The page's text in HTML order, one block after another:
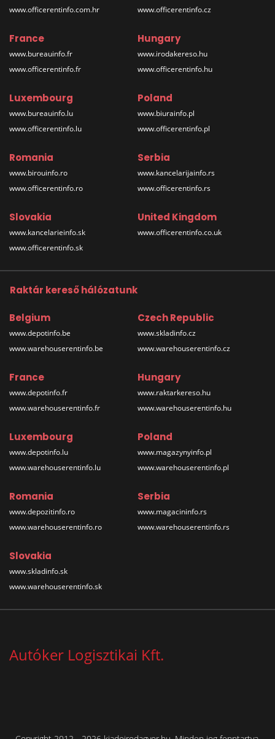
www.officerentinfo.com.hr
www.officerentinfo.cz
France
www.bureauinfo.fr
www.officerentinfo.fr
Hungary
www.irodakereso.hu
www.officerentinfo.hu
Luxembourg
www.bureauinfo.lu
www.officerentinfo.lu
Poland
www.biurainfo.pl
www.officerentinfo.pl
Romania
www.birouinfo.ro
www.officerentinfo.ro
Serbia
www.kancelarijainfo.rs
www.officerentinfo.rs
Slovakia
www.kancelarieinfo.sk
www.officerentinfo.sk
United Kingdom
www.officerentinfo.co.uk
Raktár kereső hálózatunk
Belgium
www.depotinfo.be
www.warehouserentinfo.be
Czech Republic
www.skladinfo.cz
www.warehouserentinfo.cz
France
www.depotinfo.fr
www.warehouserentinfo.fr
Hungary
www.raktarkereso.hu
www.warehouserentinfo.hu
Luxembourg
www.depotinfo.lu
www.warehouserentinfo.lu
Poland
www.magazynyinfo.pl
www.warehouserentinfo.pl
Romania
www.depozitinfo.ro
www.warehouserentinfo.ro
Serbia
www.magacininfo.rs
www.warehouserentinfo.rs
Slovakia
www.skladinfo.sk
www.warehouserentinfo.sk
Autóker Logisztikai Kft.